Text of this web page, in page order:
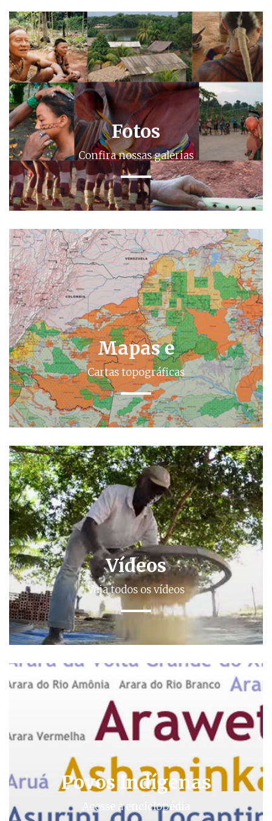
Fotos
Confira nossas galerias
Mapas e
Cartas topográficas
Vídeos
Veja todos os vídeos
Povos Indígenas
Acesse a enciclopédia